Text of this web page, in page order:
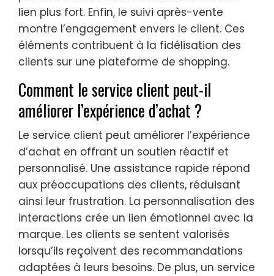
lien plus fort. Enfin, le suivi après-vente
montre l’engagement envers le client. Ces
éléments contribuent à la fidélisation des
clients sur une plateforme de shopping.
Comment le service client peut-il
améliorer l’expérience d’achat ?
Le service client peut améliorer l’expérience
d’achat en offrant un soutien réactif et
personnalisé. Une assistance rapide répond
aux préoccupations des clients, réduisant
ainsi leur frustration. La personnalisation des
interactions crée un lien émotionnel avec la
marque. Les clients se sentent valorisés
lorsqu’ils reçoivent des recommandations
adaptées à leurs besoins. De plus, un service